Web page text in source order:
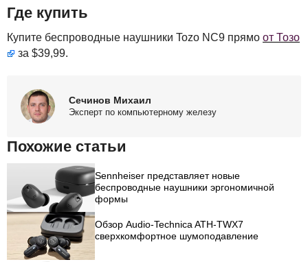
Где купить
Купите беспроводные наушники Tozo NC9 прямо от Тозо
за $39,99.
Сечинов Михаил
Эксперт по компьютерному железу
Похожие статьи
Sennheiser представляет новые
беспроводные наушники эргономичной
формы
Обзор Audio-Technica ATH-TWX7
сверхкомфортное шумоподавление